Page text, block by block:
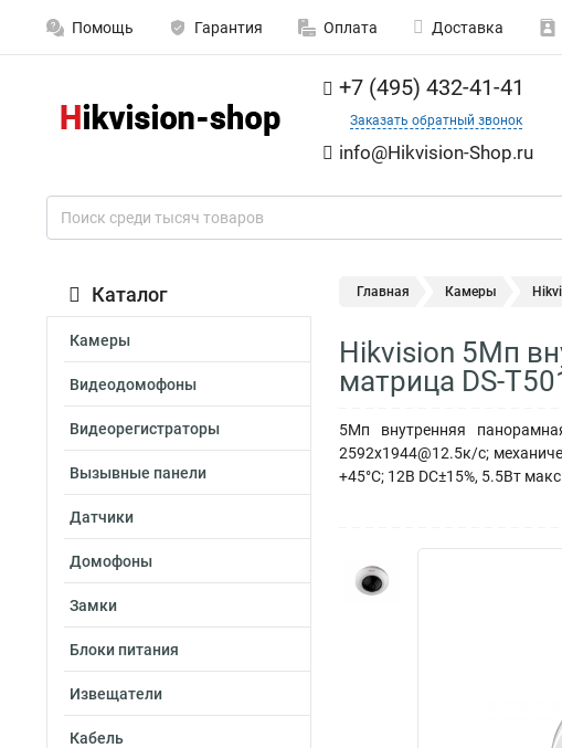
Помощь Гарантия Оплата Доставка
+7 (495) 432-41-41
Заказать обратный звонок
info@Hikvision-Shop.ru
Каталог
Камеры
Видеодомофоны
Видеорегистраторы
Вызывные панели
Датчики
Домофоны
Замки
Блоки питания
Извещатели
Кабель
Главная Камеры
Hikvision 5Мп
матрица DS-
5Мп внутренняя
2592x1944@12.5к/с;
+45°С; 12В DC±15%, 5.5Вт